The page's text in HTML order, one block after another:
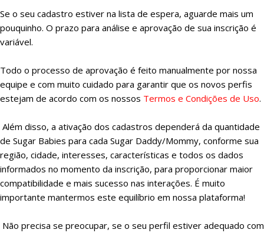
Minhas fotos foram reprovadas. O que aconteceu?
Se o seu cadastro estiver na lista de espera, aguarde mais um
pouquinho. O prazo para análise e aprovação de sua inscrição é
variável.
Todo o processo de aprovação é feito manualmente por nossa
equipe e com muito cuidado para garantir que os novos perfis
estejam de acordo com os nossos Termos e Condições de Uso.
Além disso, a ativação dos cadastros dependerá da quantidade
de Sugar Babies para cada Sugar Daddy/Mommy, conforme sua
região, cidade, interesses, características e todos os dados
informados no momento da inscrição, para proporcionar maior
compatibilidade e mais sucesso nas interações. É muito
importante mantermos este equilíbrio em nossa plataforma!
Não precisa se preocupar, se o seu perfil estiver adequado com